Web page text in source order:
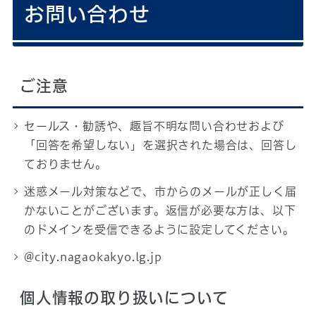
お問い合わせ
ご注意
セールス・勧誘や、趣旨不明な問い合わせおよび
「回答を希望しない」を選択された場合は、回答し
ておりません。
迷惑メール対策などで、市からのメールが正しく届
かないことがございます。返信が必要な方は、以下
のドメインを受信できるように設定してください。
@city.nagaokakyo.lg.jp
個人情報の取り扱いについて